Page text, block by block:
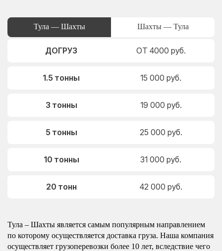
Тула — Шахты Шахты — Тула
ДОГРУЗ ОТ 4000 руб.
1.5 тонны 15 000 руб.
3 тонны 19 000 руб.
5 тонны 25 000 руб.
10 тонны 31 000 руб.
20 тонн 42 000 руб.
Тула – Шахты является самым популярным направлением
по которому осуществляется доставка груза. Наша компания
осуществляет грузоперевозки более 10 лет, вследствие чего